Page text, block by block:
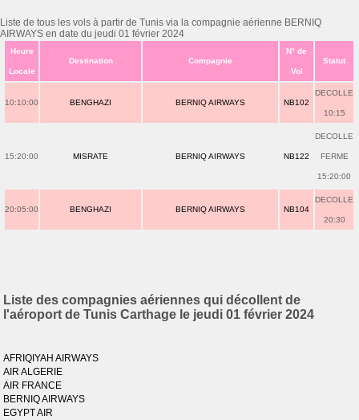
Liste de tous les vols à partir de Tunis via la compagnie aérienne BERNIQ
AIRWAYS en date du jeudi 01 février 2024
Heure
Locale
Destination Compagnie
N° de
Vol
Statut
10:10:00 BENGHAZI BERNIQ AIRWAYS NB102
DECOLLE
10:15
15:20:00 MISRATE BERNIQ AIRWAYS NB122
DECOLLE
FERME
15:20:00
20:05:00 BENGHAZI BERNIQ AIRWAYS NB104
DECOLLE
20:30
Liste des compagnies aériennes qui décollent de
l'aéroport de Tunis Carthage le jeudi 01 février 2024
AFRIQIYAH AIRWAYS
AIR ALGERIE
AIR FRANCE
BERNIQ AIRWAYS
EGYPT AIR